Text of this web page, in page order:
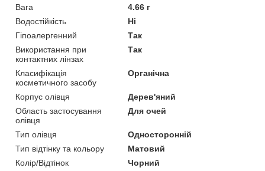
Вага
4.66 г
Водостійкість
Ні
Гіпоалергенний
Так
Використання при
контактних лінзах
Так
Класифікація
косметичного засобу
Органічна
Корпус олівця
Дерев'яний
Область застосування
олівця
Для очей
Тип олівця
Односторонній
Тип відтінку та кольору
Матовий
Колір/Відтінок
Чорний